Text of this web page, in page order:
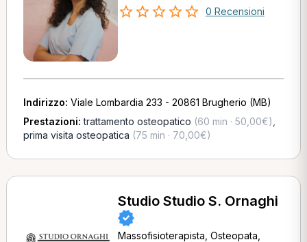
0 Recensioni
Indirizzo: Viale Lombardia 233 - 20861 Brugherio (MB)
Prestazioni:trattamento osteopatico (60 min · 50,00€)
prima visita osteopatica (75 min · 70,00€)
Studio Studio S. Ornaghi
Massofisioterapista, Osteopata,